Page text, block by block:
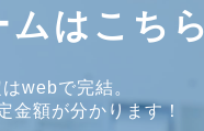
はこちら
webで完結。
金額が分かります！